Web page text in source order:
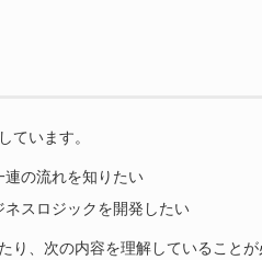
ています。
連の流れを知りたい
ネスロジックを開発したい
り、次の内容を理解していること